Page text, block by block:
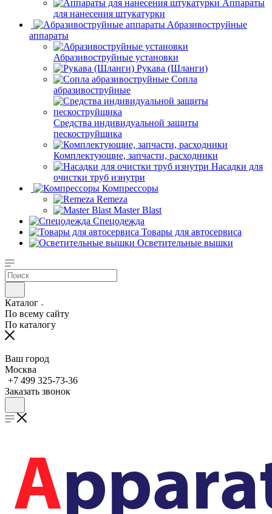
Аппараты
для нанесения штукатурки
Aбразивоструйные
аппараты
Абразивоструйные установки
Рукава (Шланги)
Сопла
абразивоструйные
Средства индивидуальной защиты
пескоструйщика
Комплектующие, запчасти, расходники
Насадки для
очистки труб изнутри
Компрессоры
Remeza
Master Blast
Спецодежда
Товары для автосервиса
Осветительные вышки
Каталог
По всему сайту
По каталогу
Ваш город
Москва
+7 499 325-73-36
Заказать звонок